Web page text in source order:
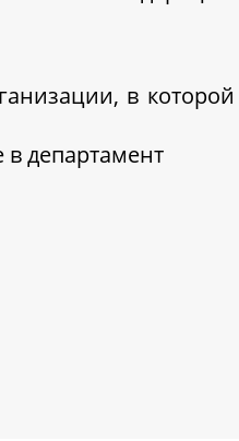
в
департамент